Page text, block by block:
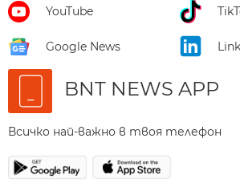
YouTube
Google News
BNT NEWS APP
Всичко най-важно в твоя телефон